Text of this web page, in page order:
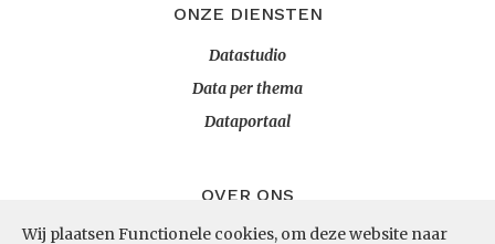
Wij plaatsen Functionele cookies, om deze website naar
ONZE DIENSTEN
Datastudio
Data per thema
Dataportaal
OVER ONS
InZicht